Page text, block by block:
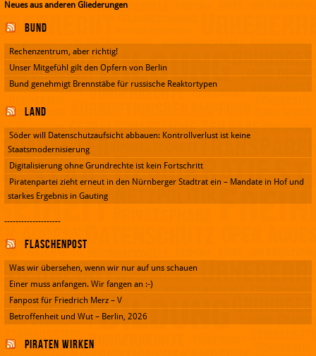
Neues aus anderen Gliederungen
Bund
Rechenzentrum, aber richtig!
Unser Mitgefühl gilt den Opfern von Berlin
Bund genehmigt Brennstäbe für russische Reaktortypen
Land
Söder will Datenschutzaufsicht abbauen: Kontrollverlust ist keine
Staatsmodernisierung
Digitalisierung ohne Grundrechte ist kein Fortschritt
Piratenpartei zieht erneut in den Nürnberger Stadtrat ein – Mandate in Hof und
starkes Ergebnis in Gauting
--------------------
Flaschenpost
Was wir übersehen, wenn wir nur auf uns schauen
Einer muss anfangen. Wir fangen an :-)
Fanpost für Friedrich Merz – V
Betroffenheit und Wut – Berlin, 2026
Piraten wirken